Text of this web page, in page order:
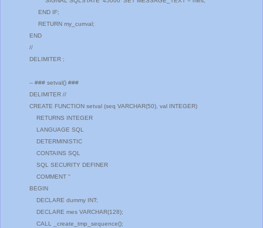
END IF;
RETURN my_currval;
END
//
DELIMITER ;
-- ### setval() ###
DELIMITER //
CREATE FUNCTION setval (seq VARCHAR(50), val INTEGER)
RETURNS INTEGER
LANGUAGE SQL
DETERMINISTIC
CONTAINS SQL
SQL SECURITY DEFINER
COMMENT ''
BEGIN
DECLARE dummy INT;
DECLARE mes VARCHAR(128);
CALL _create_tmp_sequence();